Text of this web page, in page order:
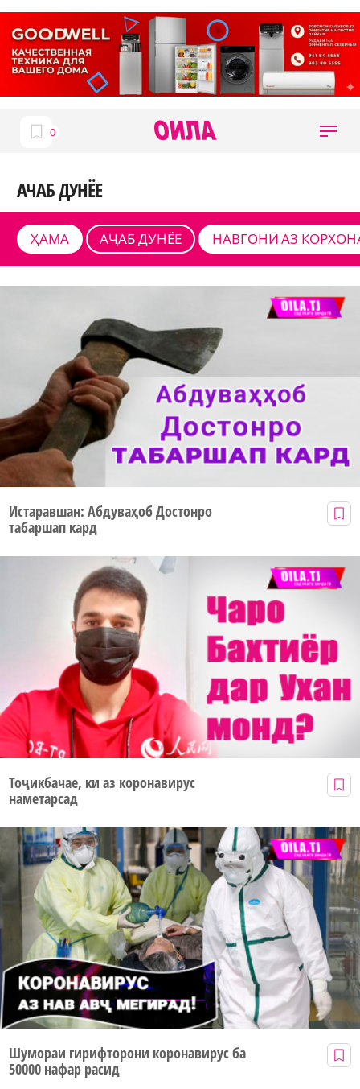
АЧАБ ДУНЁЕ
ҲАМА АҶАБ ДУНЁЕ НАВГОНӢ АЗ
Истаравшан: Абдуваҳоб Достонро
табаршап кард
Тоҷикбачае, ки аз коронавирус
наметарсад
Шумораи гирифторони коронавирус ба
50000 нафар расид